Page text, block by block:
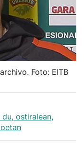
Foto: EITB
ostiralean,